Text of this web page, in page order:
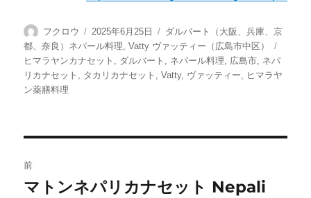
投
稿
者
フクロウ
投
稿
日:
2025年6月25日
カ
テ
ゴ
リ
ダルバート（大阪、兵庫、京
都、奈良）ネパール料理,Vatty ヴァッティー（広島市中区）
ヒマラヤンカナセット , ダルバート , ネパール料理, 広島市, ネパ
リカナセット , タカリカナセット ,Vatty, ヴァッティー, ヒマラヤ
ン薬膳料理
稿
前
前
マトンネパリカナセット Nepali